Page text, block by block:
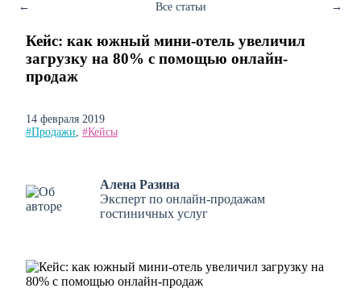
← Все статьи →
Кейс: как южный мини-отель увеличил
загрузку на 80% с помощью онлайн-
продаж
14 февраля 2019
#Продажи, #Кейсы
Алена Разина
Эксперт по онлайн-продажам
гостиничных услуг